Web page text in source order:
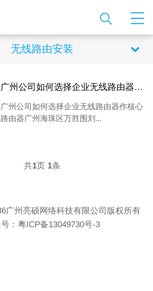
无线路由安装
广州公司如何选择企业无线路由器作核心路由器
广州公司如何选择企业无线路由器作核心
路由器广州海珠区万胜围刘...
共1页 1条
广州亮硕网络科技有限公司版权所有
： 粤ICP备13049730号-3